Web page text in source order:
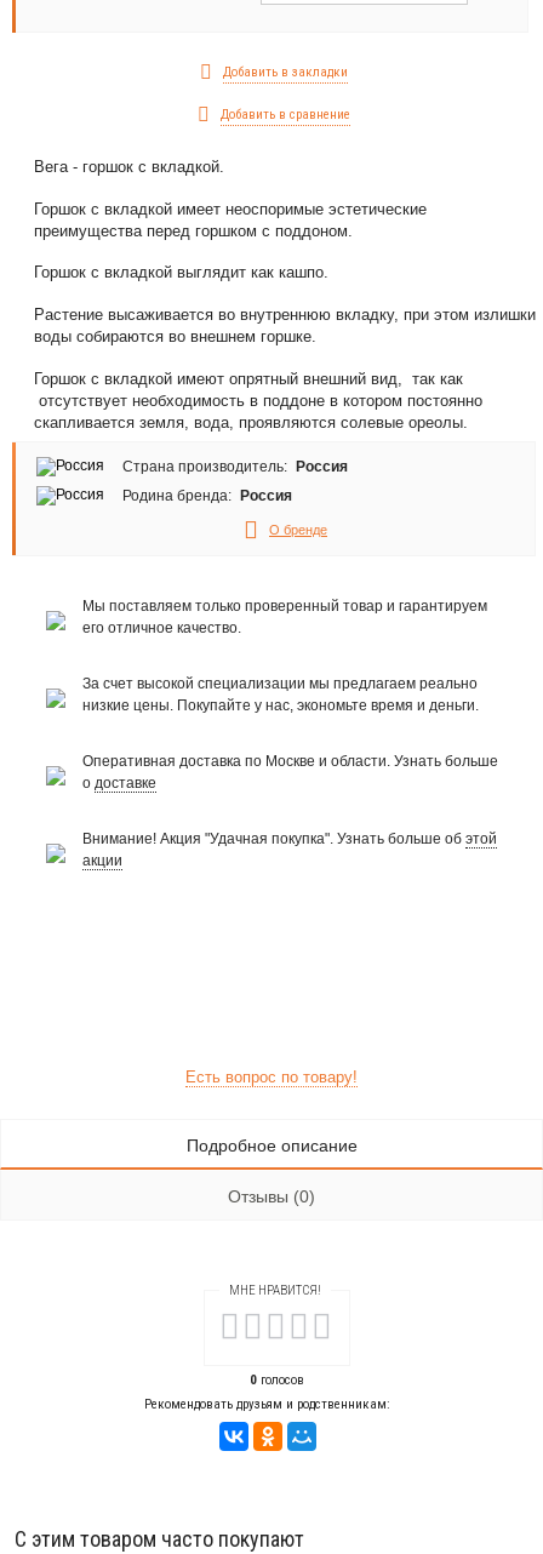
Добавить в закладки
Добавить в сравнение
Вега - горшок с вкладкой.
Горшок с вкладкой имеет неоспоримые эстетические
преимущества перед горшком с поддоном.
Горшок с вкладкой выглядит как кашпо.
Растение высаживается во внутреннюю вкладку, при этом излишки
воды собираются во внешнем горшке.
Горшок с вкладкой имеют опрятный внешний вид, так как
отсутствует необходимость в поддоне в котором постоянно
скапливается земля, вода, проявляются солевые ореолы.
Страна производитель:
Россия
Родина бренда:
Россия
О бренде
Мы поставляем только проверенный товар и гарантируем
его отличное качество.
За счет высокой специализации мы предлагаем реально
низкие цены. Покупайте у нас, экономьте время и деньги.
Оперативная доставка по Москве и области. Узнать больше
о доставке
Внимание! Акция "Удачная покупка". Узнать больше об этой
акции
Есть вопрос по товару!
Подробное описание
Отзывы (0)
МНЕ НРАВИТСЯ!
0голосов
Рекомендовать друзьям и родственникам:
С этим товаром часто покупают